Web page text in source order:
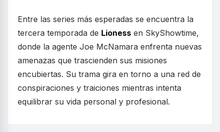
Entre las series más esperadas se encuentra la
tercera temporada de Lioness en SkyShowtime,
donde la agente Joe McNamara enfrenta nuevas
amenazas que trascienden sus misiones
encubiertas. Su trama gira en torno a una red de
conspiraciones y traiciones mientras intenta
equilibrar su vida personal y profesional.